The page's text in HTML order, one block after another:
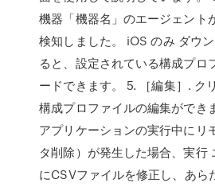
機器「機器名」のエージェント
検知しました。 iOS のみ ダウ
ると、設定されている構成プロ
ードできます。 5. ［編集］. ク
構成プロファイルの編集ができ
アプリケーションの実行中にリ
タ削除）が発生した場合、実行
にCSVファイルを修正し、あら